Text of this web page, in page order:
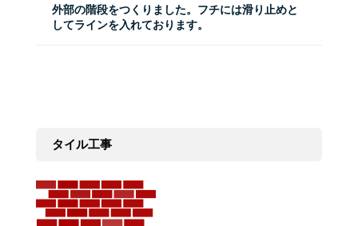
外部の階段をつくりました。フチには滑り止めと
してラインを入れております。
タイル工事